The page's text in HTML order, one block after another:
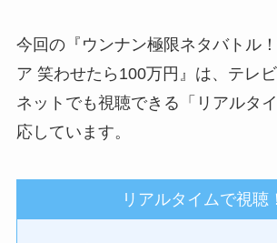
今回の『ウンナン極限ネタバトル
ア 笑わせたら100万円』は、テレ
ネットでも視聴できる「リアルタ
応しています。
リアルタイムで視聴！